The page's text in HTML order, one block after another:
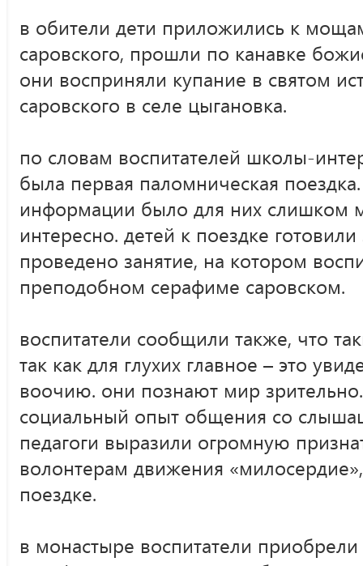
в обители дети приложились к
саровского, прошли по канавке
они восприняли купание в святом
саровского в селе цыгановка.
по словам воспитателей школы-
была первая паломническая
информации было для них слишком
интересно. детей к поездке
проведено занятие, на котором
преподобном серафиме саровском.
воспитатели сообщили также, что
так как для глухих главное – это
воочию. они познают мир
социальный опыт общения со
педагоги выразили огромную
волонтерам движения
поездке.
в монастыре воспитатели